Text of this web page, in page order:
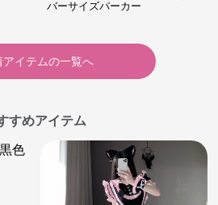
バーサイズパーカー
アイテムの一覧へ
すめアイテム